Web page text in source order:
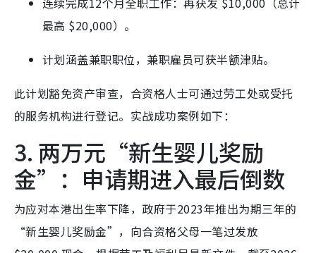
最高 $20,000）。
计划涵盖兼职职位，兼职雇员可获半额津贴。
此计划豁免资产审查，合资格人士可通过劳工处或受托
的服务机构进行登记。实战成功案例如下：
3. 两万元“新生婴儿奖励
金”：申请期进入最后倒数
为应对本港出生率下降，政府于2023年推出为期三年的
“新生婴儿奖励金”，向合资格父母一笔过发放